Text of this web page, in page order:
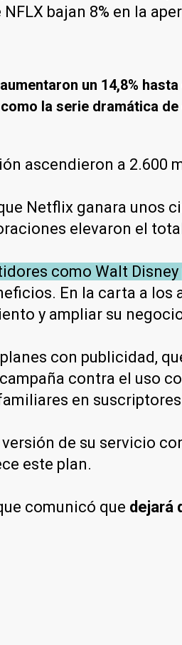
bajan 8% en la
un 14,8%
la serie dramática
ascendieron a 2.600
Netflix ganara unos
elevaron el
como Walt
En la carta a los
y ampliar su
con publicidad,
contra el uso
en
de su servicio
este plan.
comunicó que dejará